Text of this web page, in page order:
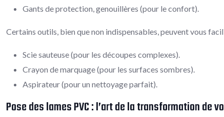
Gants de protection, genouillères (pour le confort).
Certains outils, bien que non indispensables, peuvent vous
Scie sauteuse (pour les découpes complexes).
Crayon de marquage (pour les surfaces sombres).
Aspirateur (pour un nettoyage parfait).
Pose des lames PVC : l’art de la transformation de